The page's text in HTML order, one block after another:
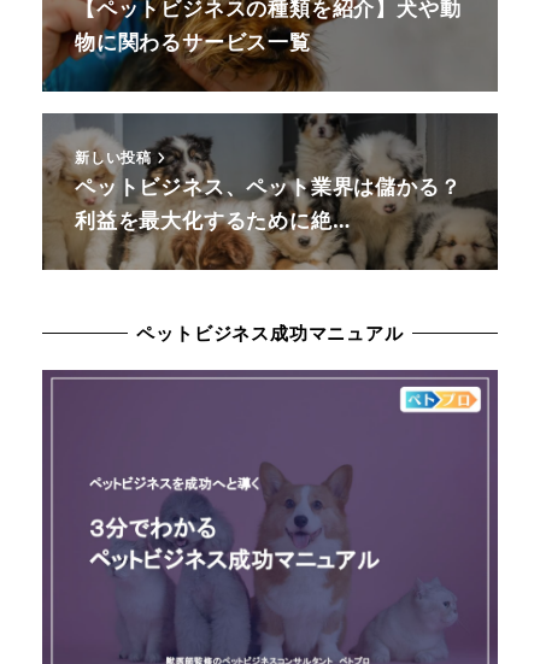
【ペットビジネスの種類を紹介】犬や動
物に関わるサービス一覧
新しい投稿
ペットビジネス、ペット業界は儲かる？
利益を最大化するために絶…
ペットビジネス成功マニュアル